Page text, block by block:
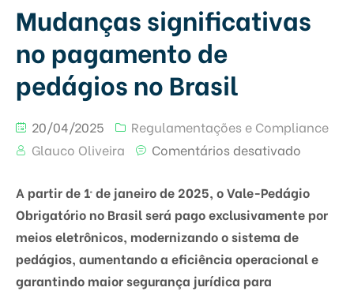
Mudanças significativas
no pagamento de
pedágios no Brasil
20/04/2025
Regulamentações e Compliance
Glauco Oliveira
Comentários desativado
A partir de 1º de janeiro de 2025, o Vale-Pedágio
Obrigatório no Brasil será pago exclusivamente por
meios eletrônicos, modernizando o sistema de
pedágios, aumentando a eficiência operacional e
garantindo maior segurança jurídica para